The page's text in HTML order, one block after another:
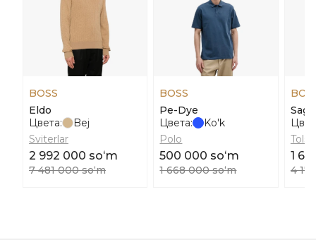
BOSS
Eldo
Цвета:
Bej
Sviterlar
2 992 000 soʻm
7 481 000 soʻm
BOSS
Pe-Dye
Цвета:
Ko'k
Polo
500 000 soʻm
1 668 000 soʻm
1
4